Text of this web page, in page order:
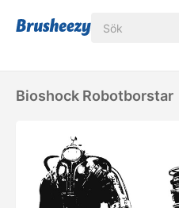
Bioshock Robotborstar